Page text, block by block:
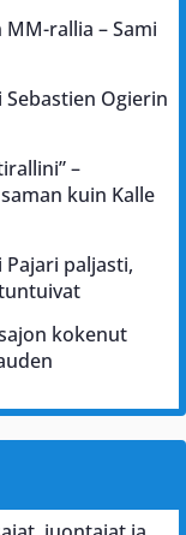
rallia – Sami
Ogierin
–
kuin Kalle
paljasti,
kokenut